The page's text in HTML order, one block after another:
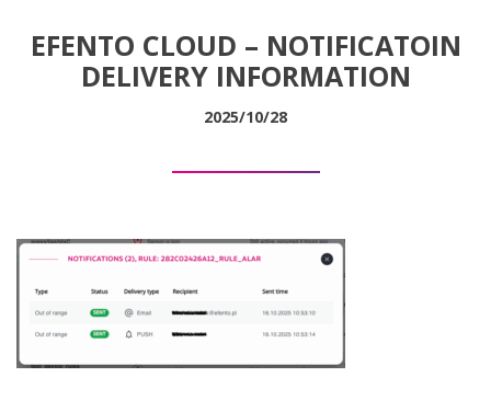
EFENTO CLOUD – NOTIFICATOIN
DELIVERY INFORMATION
2025/10/28